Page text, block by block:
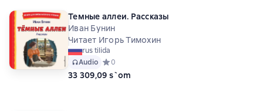
Темные аллеи. Рассказы
Иван Бунин
Читает Игорь Тимохин
rus tilida
Audio Средний рейтинг 0 на основе 0 оценок
0
33 309,09 s`om